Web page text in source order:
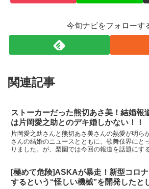
今旬ナビをフォローす
関連記事
ストーカーだった熊切あさ美！結婚報
は片岡愛之助とのデキ婚しかない！！
片岡愛之助さんと熊切あさ美さんの熱愛が明ら
さんの結婚のニュースとともに、歌舞伎界にと
りました。が、梨園では今回の報道を話題にす
[極めて危険]ASKAが暴走！新型コロ
するという“怪しい機械”を開発したと